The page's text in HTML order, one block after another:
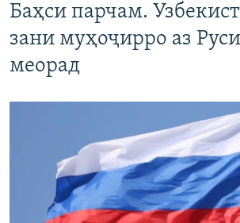
Баҳси парчам.
зани муҳоҷирро аз
меорад